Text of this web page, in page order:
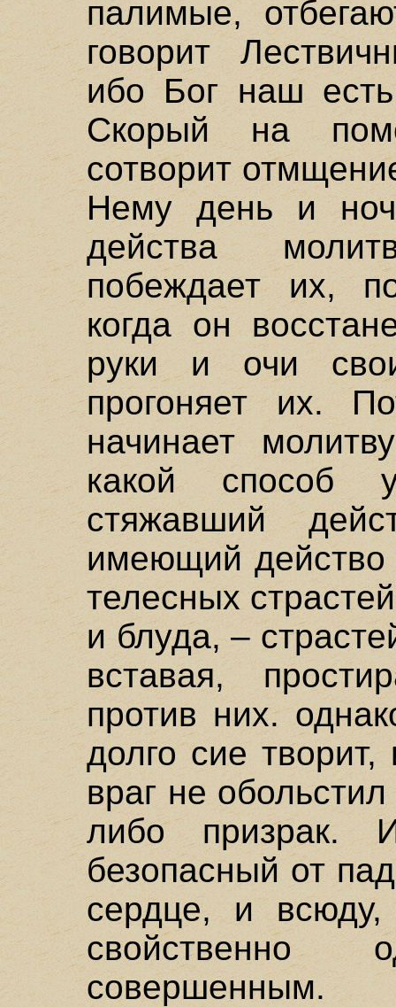
палимые,
говорит
ибо Бог наш
Скорый на
сотворит
Нему день и
действа
побеждает их,
когда он
руки и очи
прогоняет их.
начинает
какой способ
стяжавший
имеющий
телесных
и блуда, –
вставая,
против них.
долго сие
враг не
либо призрак.
безопасный от
сердце, и
совершенным.